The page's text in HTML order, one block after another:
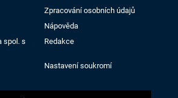
Zpracování osobních údajů
Nápověda
spol. s
Redakce
Nastavení soukromí